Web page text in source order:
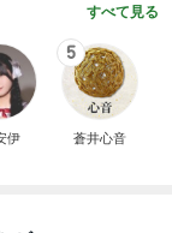
すべて見る
伊
5
蒼井心音